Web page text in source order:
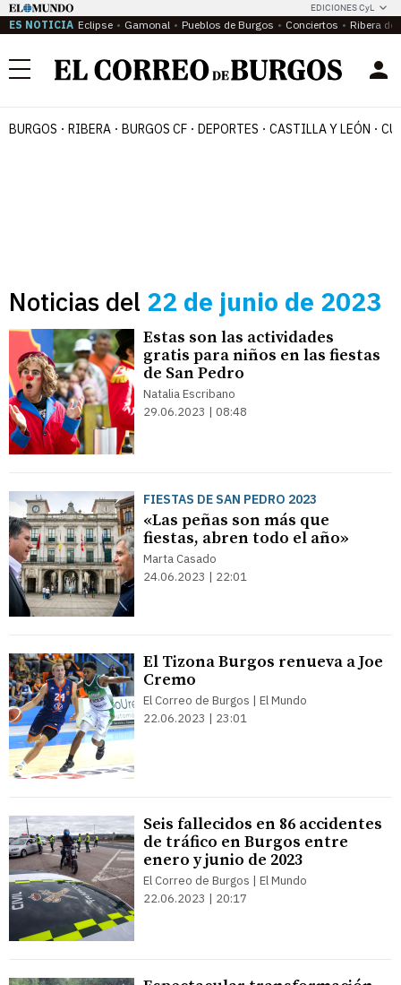
EDICIONES CyL
ES NOTICIA Eclipse Gamonal Pueblos de Burgos Conciertos Ribera del
Menú
BURGOS RIBERA BURGOS CF DEPORTES CASTILLA Y LEÓN
Noticias del 22 de junio de 2023
Estas son las actividades
gratis para niños en las fiestas
de San Pedro
Natalia Escribano
29.06.2023 | 08:48
FIESTAS DE SAN PEDRO 2023
«Las peñas son más que
fiestas, abren todo el año»
Marta Casado
24.06.2023 | 22:01
El Tizona Burgos renueva a Joe
Cremo
El Correo de Burgos | El Mundo
22.06.2023 | 23:01
Seis fallecidos en 86 accidentes
de tráfico en Burgos entre
enero y junio de 2023
El Correo de Burgos | El Mundo
22.06.2023 | 20:17